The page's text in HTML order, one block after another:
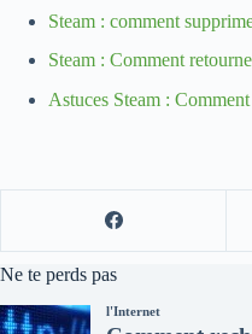
Steam : comment
Steam : Comment
Astuces Steam :
Ne te perds pas